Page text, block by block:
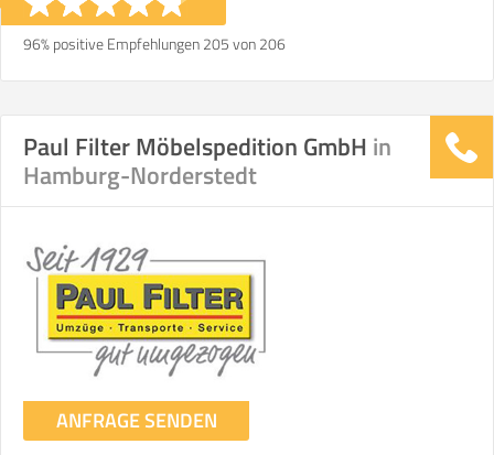
KOSTENSCHÄTZUNG:
ICH MÖCHTE ANGEBOTE ANFORDERN
SO ERRECHNET SICH DIE KOSTENSCHÄTZUNG
96% positive Empfehlungen 205 von 206
Paul Filter Möbelspedition GmbH in
Hamburg-Norderstedt
ANFRAGE SENDEN